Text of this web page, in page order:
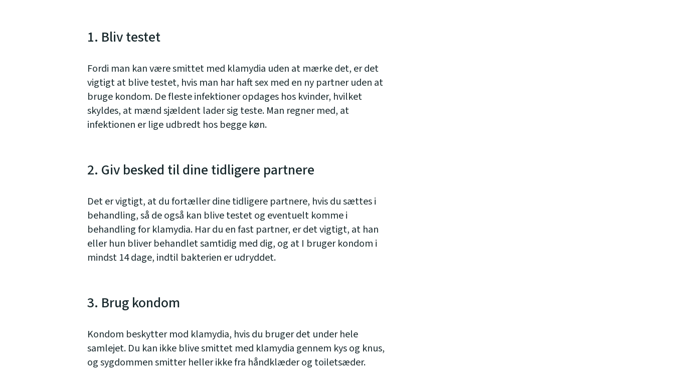
1. Bliv testet
Fordi man kan være smittet med klamydia uden at mærke det, er det
vigtigt at blive testet, hvis man har haft sex med en ny partner uden at
bruge kondom. De fleste infektioner opdages hos kvinder, hvilket
skyldes, at mænd sjældent lader sig teste. Man regner med, at
infektionen er lige udbredt hos begge køn.
2. Giv besked til dine tidligere partnere
Det er vigtigt, at du fortæller dine tidligere partnere, hvis du sættes i
behandling, så de også kan blive testet og eventuelt komme i
behandling for klamydia. Har du en fast partner, er det vigtigt, at han
eller hun bliver behandlet samtidig med dig, og at I bruger kondom i
mindst 14 dage, indtil bakterien er udryddet.
3. Brug kondom
Kondom beskytter mod klamydia, hvis du bruger det under hele
samlejet. Du kan ikke blive smittet med klamydia gennem kys og knus,
og sygdommen smitter heller ikke fra håndklæder og toiletsæder.